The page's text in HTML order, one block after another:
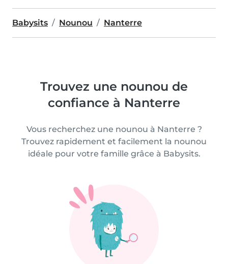
Babysits Nounou Nanterre
Trouvez une nounou de
confiance à Nanterre
Vous recherchez une nounou à Nanterre ?
Trouvez rapidement et facilement la nounou
idéale pour votre famille grâce à Babysits.